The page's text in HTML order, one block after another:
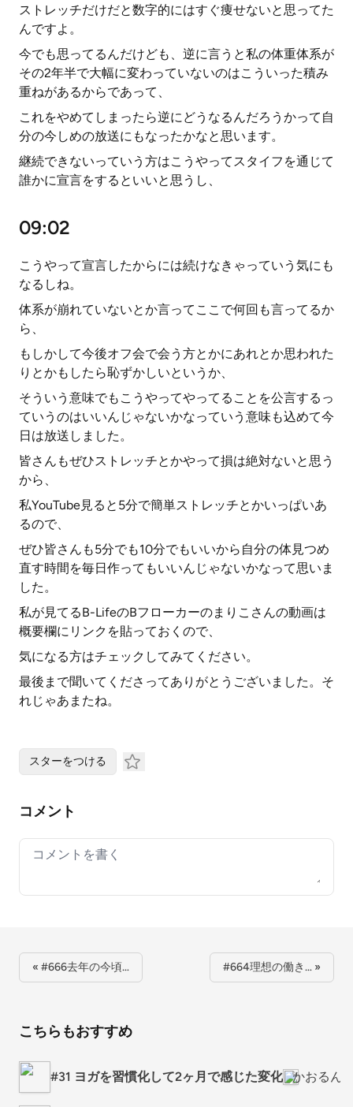
ストレッチだけだと数字的にはすぐ痩せないと思ってた
んですよ。
今でも思ってるんだけども、逆に言うと私の体重体系が
その2年半で大幅に変わっていないのはこういった積み
重ねがあるからであって、
これをやめてしまったら逆にどうなるんだろうかって自
分の今しめの放送にもなったかなと思います。
継続できないっていう方はこうやってスタイフを通じて
誰かに宣言をするといいと思うし、
09:02
こうやって宣言したからには続けなきゃっていう気にも
なるしね。
体系が崩れていないとか言ってここで何回も言ってるか
ら、
もしかして今後オフ会で会う方とかにあれとか思われた
りとかもしたら恥ずかしいというか、
そういう意味でもこうやってやってることを公言するっ
ていうのはいいんじゃないかなっていう意味も込めて今
日は放送しました。
皆さんもぜひストレッチとかやって損は絶対ないと思う
から、
私YouTube見ると5分で簡単ストレッチとかいっぱいあ
るので、
ぜひ皆さんも5分でも10分でもいいから自分の体見つめ
直す時間を毎日作ってもいいんじゃないかなって思いま
した。
私が見てるB-LifeのBフローカーのまりこさんの動画は
概要欄にリンクを貼っておくので、
気になる方はチェックしてみてください。
最後まで聞いてくださってありがとうございました。そ
れじゃあまたね。
スターをつける
コメント
Your comment
« #666去年の今頃… #664理想の働き… »
こちらもおすすめ
#31 ヨガを習慣化して2ヶ月で感じた変化 かおるん